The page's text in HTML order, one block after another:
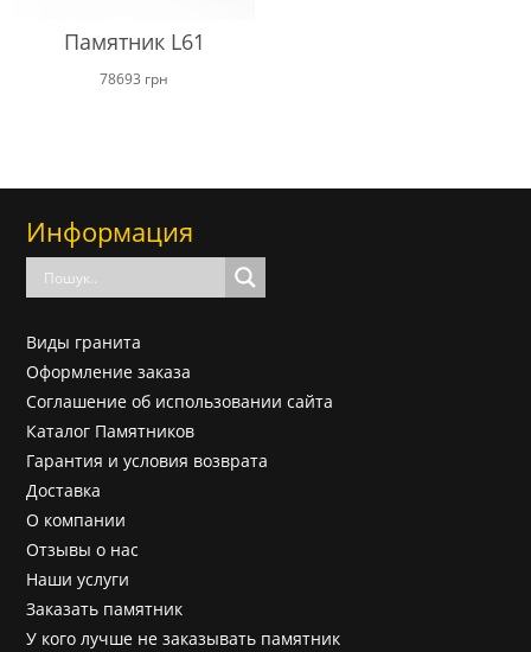
Памятник L61
78693 грн
Информация
Виды гранита
Оформление заказа
Соглашение об использовании сайта
Каталог Памятников
Гарантия и условия возврата
Доставка
О компании
Отзывы о нас
Наши услуги
Заказать памятник
У кого лучше не заказывать памятник